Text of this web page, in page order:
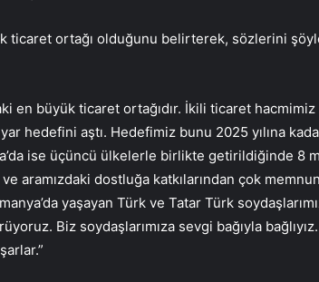
ticaret ortağı olduğunu belirterek, sözlerini
en büyük ticaret ortağıdır. İkili ticaret
hedefini aştı. Hedefimiz bunu 2025 yılına
ise üçüncü ülkelerle birlikte getirildiğinde 8
aramızdaki dostluğa katkılarından çok
yaşayan Türk ve Tatar Türk
Biz soydaşlarımıza sevgi bağıyla bağlıyız.